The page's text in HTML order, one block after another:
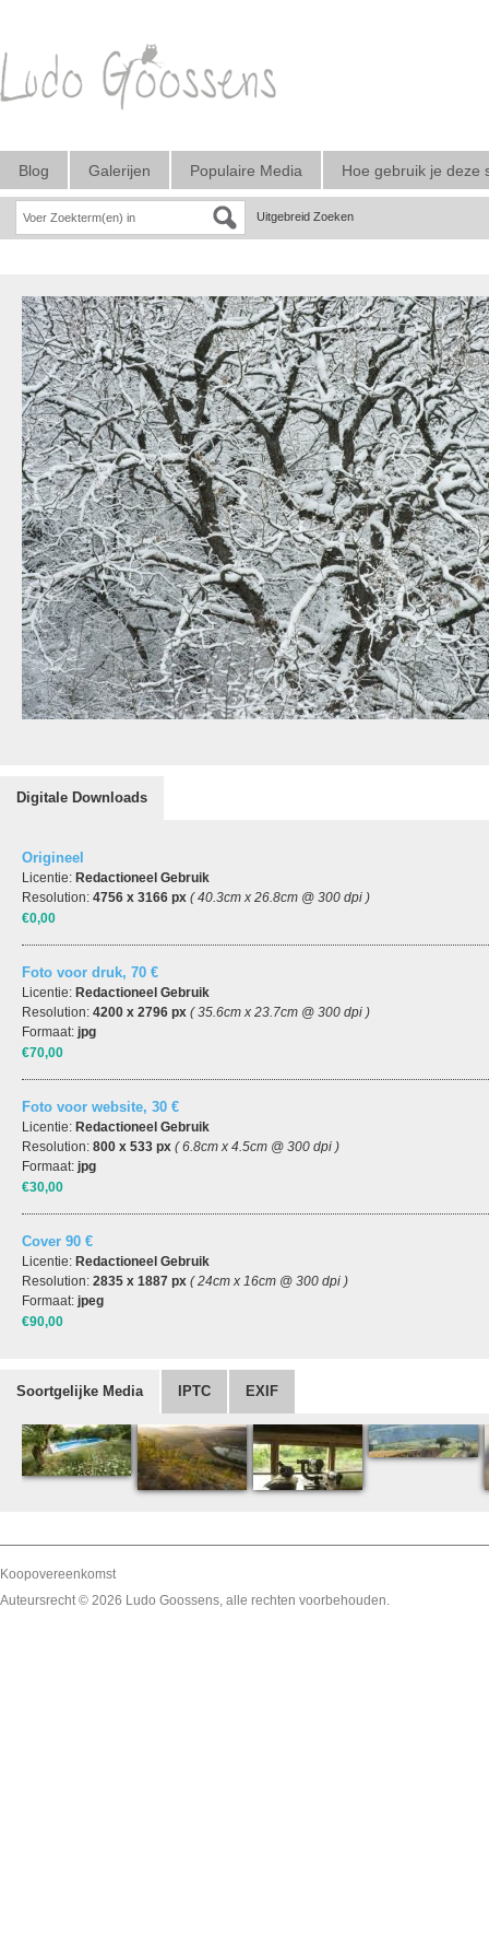
Blog Galerijen Populaire Media Hoe gebruik je deze
Uitgebreid Zoeken
Digitale Downloads
Origineel
Licentie: Redactioneel Gebruik
Resolution: 4756 x 3166 px ( 40.3cm x 26.8cm @ 300 dpi )
€0,00
Foto voor druk, 70 €
Licentie: Redactioneel Gebruik
Resolution: 4200 x 2796 px ( 35.6cm x 23.7cm @ 300 dpi )
Formaat: jpg
€70,00
Foto voor website, 30 €
Licentie: Redactioneel Gebruik
Resolution: 800 x 533 px ( 6.8cm x 4.5cm @ 300 dpi )
Formaat: jpg
€30,00
Cover 90 €
Licentie: Redactioneel Gebruik
Resolution: 2835 x 1887 px ( 24cm x 16cm @ 300 dpi )
Formaat: jpeg
€90,00
Soortgelijke Media IPTC EXIF
Koopovereenkomst
Auteursrecht © 2026 Ludo Goossens, alle rechten voorbehouden.